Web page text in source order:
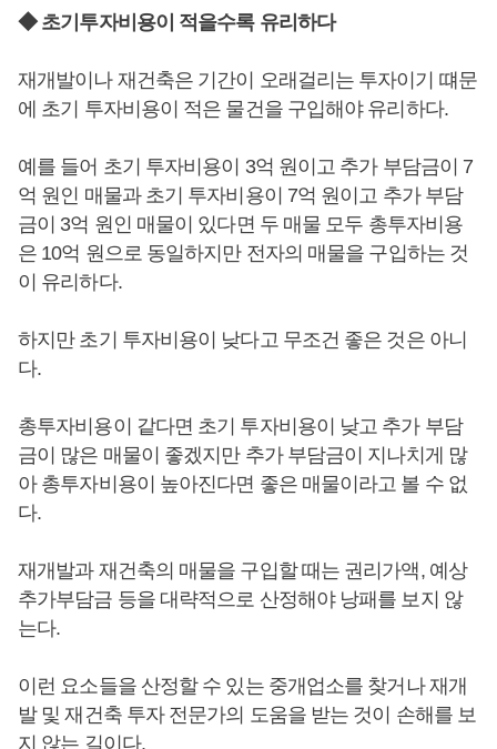
◆ 초기투자비용이 적을수록 유리하다
재개발이나 재건축은 기간이 오래걸리는 투자이기 떄문
에 초기 투자비용이 적은 물건을 구입해야 유리하다.
예를 들어 초기 투자비용이 3억 원이고 추가 부담금이 7
억 원인 매물과 초기 투자비용이 7억 원이고 추가 부담
금이 3억 원인 매물이 있다면 두 매물 모두 총투자비용
은 10억 원으로 동일하지만 전자의 매물을 구입하는 것
이 유리하다.
하지만 초기 투자비용이 낮다고 무조건 좋은 것은 아니
다.
총투자비용이 같다면 초기 투자비용이 낮고 추가 부담
금이 많은 매물이 좋겠지만 추가 부담금이 지나치게 많
아 총투자비용이 높아진다면 좋은 매물이라고 볼 수 없
다.
재개발과 재건축의 매물을 구입할 때는 권리가액, 예상
추가부담금 등을 대략적으로 산정해야 낭패를 보지 않
는다.
이런 요소들을 산정할 수 있는 중개업소를 찾거나 재개
발 및 재건축 투자 전문가의 도움을 받는 것이 손해를 보
지 않는 길이다.